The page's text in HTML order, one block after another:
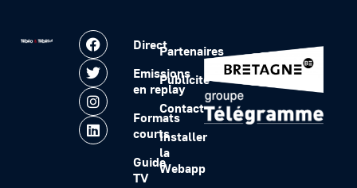
Direct
Emissions
en replay
Formats
courts
Guide
TV
Partenaires
Publicité
Contact
Installer
la
Webapp